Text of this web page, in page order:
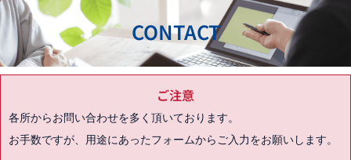
CONTACT
ご注意
各所からお問い合わせを多く頂いております。
お手数ですが、用途にあったフォームからご入力をお願いします。